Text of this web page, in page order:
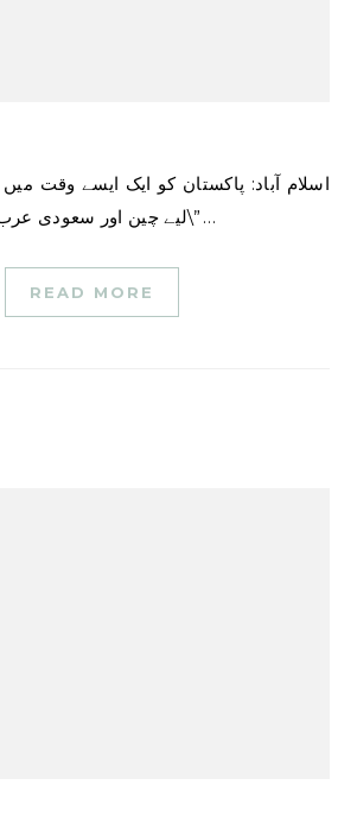
اسلام آباد: پاکستان کو ایک ایسے وقت میں اہم مالی امداد کے
لیے چین اور سعودی عرب سے \”مثبت اشارے\”…
READ MORE